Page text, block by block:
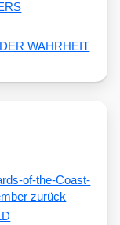
WAHRHEIT
of-the-Coast-
zurück